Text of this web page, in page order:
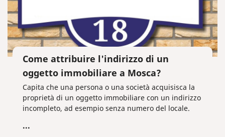
Come attribuire l'indirizzo di un
oggetto immobiliare a Mosca?
Capita che una persona o una società acquisisca la
proprietà di un oggetto immobiliare con un indirizzo
incompleto, ad esempio senza numero del locale.
...